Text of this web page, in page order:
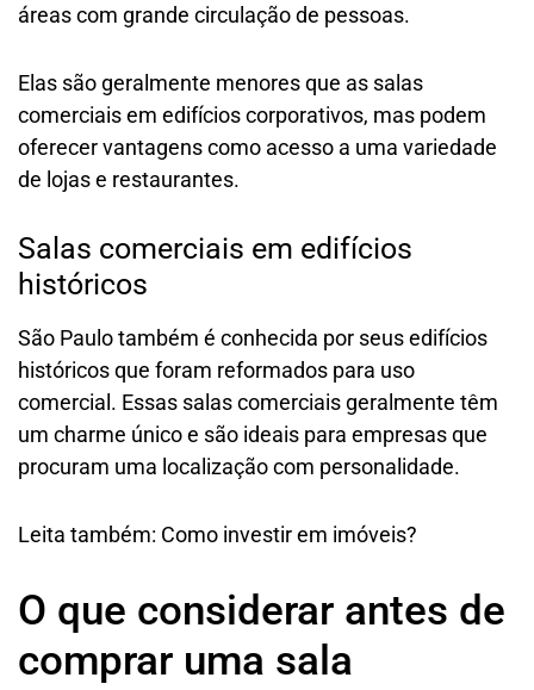
áreas com grande circulação de pessoas.
Elas são geralmente menores que as salas
comerciais em edifícios corporativos, mas podem
oferecer vantagens como acesso a uma variedade
de lojas e restaurantes.
Salas comerciais em edifícios
históricos
São Paulo também é conhecida por seus edifícios
históricos que foram reformados para uso
comercial. Essas salas comerciais geralmente têm
um charme único e são ideais para empresas que
procuram uma localização com personalidade.
Leita também: Como investir em imóveis?
O que considerar antes de
comprar uma sala